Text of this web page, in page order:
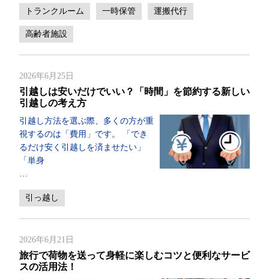
トランクルーム 一時保管 運搬代行
高齢者施設
2026年6月25日
引越しは安いだけでいい？「時間」を節約する新しい
引越しの考え方
引越し方法を選ぶ際、多くの方が重
視するのは「費用」です。 「でき
るだけ安く引越しを済ませたい」
「単身
引っ越し
2026年6月21日
旅行で荷物を送って身軽に楽しむコツと便利なサービ
スの活用法！